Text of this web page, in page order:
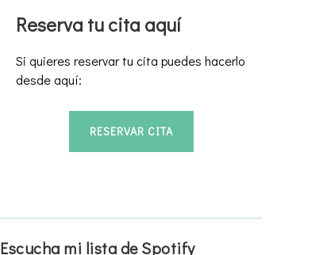
Reserva tu cita aquí
Si quieres reservar tu cita puedes hacerlo
desde aquí:
RESERVAR CITA
Escucha mi lista de Spotify